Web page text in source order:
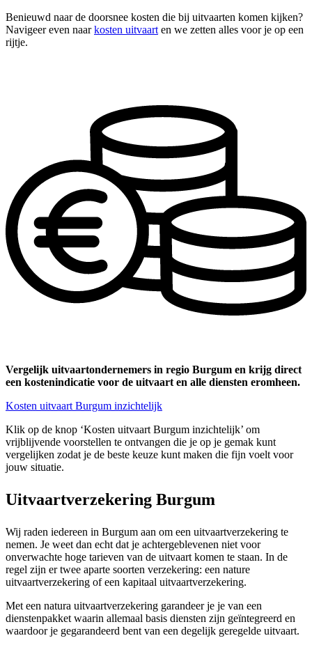
Benieuwd naar de doorsnee kosten die bij uitvaarten komen kijken?
Navigeer even naarkosten uitvaart en we zetten alles voor je op een
rijtje.
Vergelijk uitvaartondernemers in regio Burgum en krijg direct
een kostenindicatie voor de uitvaart en alle diensten eromheen.
Kosten uitvaart Burgum inzichtelijk
Klik op de knop ‘Kosten uitvaart Burgum inzichtelijk’ om
vrijblijvende voorstellen te ontvangen die je op je gemak kunt
vergelijken zodat je de beste keuze kunt maken die fijn voelt voor
jouw situatie.
Uitvaartverzekering Burgum
Wij raden iedereen in Burgum aan om een uitvaartverzekering te
nemen. Je weet dan echt dat je achtergeblevenen niet voor
onverwachte hoge tarieven van de uitvaart komen te staan. In de
regel zijn er twee aparte soorten verzekering: een nature
uitvaartverzekering of een kapitaal uitvaartverzekering.
Met een natura uitvaartverzekering garandeer je je van een
dienstenpakket waarin allemaal basis diensten zijn geïntegreerd en
waardoor je gegarandeerd bent van een degelijk geregelde uitvaart.